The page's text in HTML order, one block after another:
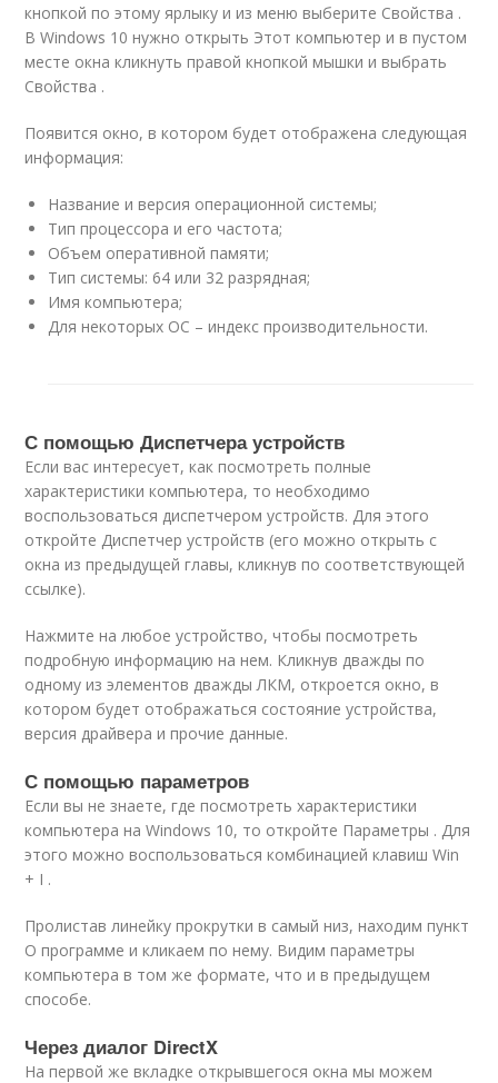
кнопкой по этому ярлыку и из меню выберите Свойства .
В Windows 10 нужно открыть Этот компьютер и в пустом
месте окна кликнуть правой кнопкой мышки и выбрать
Свойства .
Появится окно, в котором будет отображена следующая
информация:
Название и версия операционной системы;
Тип процессора и его частота;
Объем оперативной памяти;
Тип системы: 64 или 32 разрядная;
Имя компьютера;
Для некоторых ОС – индекс производительности.
С помощью Диспетчера устройств
Если вас интересует, как посмотреть полные
характеристики компьютера, то необходимо
воспользоваться диспетчером устройств. Для этого
откройте Диспетчер устройств (его можно открыть с
окна из предыдущей главы, кликнув по соответствующей
ссылке).
Нажмите на любое устройство, чтобы посмотреть
подробную информацию на нем. Кликнув дважды по
одному из элементов дважды ЛКМ, откроется окно, в
котором будет отображаться состояние устройства,
версия драйвера и прочие данные.
С помощью параметров
Если вы не знаете, где посмотреть характеристики
компьютера на Windows 10, то откройте Параметры . Для
этого можно воспользоваться комбинацией клавиш Win
+ I .
Пролистав линейку прокрутки в самый низ, находим пункт
О программе и кликаем по нему. Видим параметры
компьютера в том же формате, что и в предыдущем
способе.
Через диалог DirectX
На первой же вкладке открывшегося окна мы можем